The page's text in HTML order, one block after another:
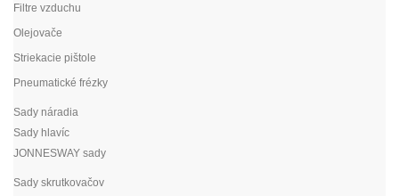
Filtre vzduchu
Olejovače
Striekacie pištole
Pneumatické frézky
Sady náradia
Sady hlavíc
JONNESWAY sady
Sady skrutkovačov